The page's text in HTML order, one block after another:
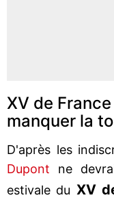
XV de
manquer la
D'après les
Dupont ne
estivale du XV